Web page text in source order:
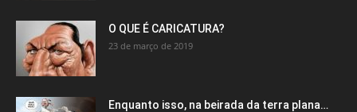
O QUE É CARICATURA?
23 de março de 2019
Enquanto isso, na beirada da terra plana…